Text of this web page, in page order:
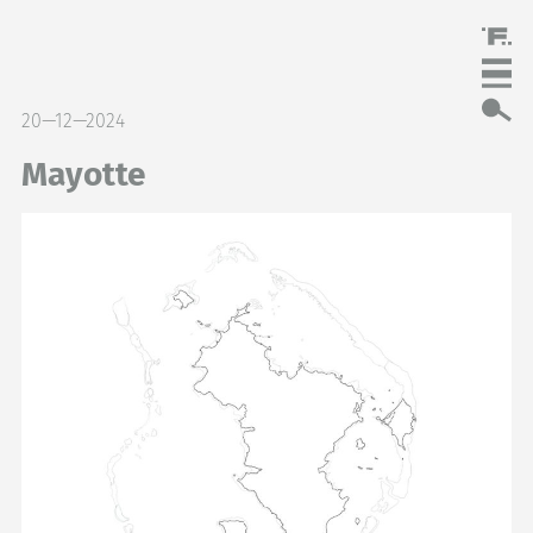
20—12—2024
Mayotte